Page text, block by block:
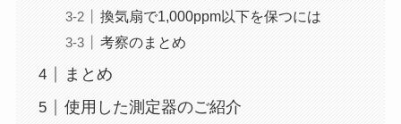
換気扇で1,000ppm以下を保つには
考察のまとめ
まとめ
使用した測定器のご紹介